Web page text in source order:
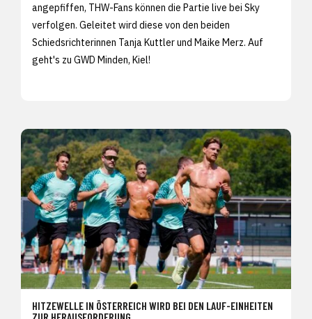
angepfiffen, THW-Fans können die Partie live bei Sky
verfolgen. Geleitet wird diese von den beiden
Schiedsrichterinnen Tanja Kuttler und Maike Merz. Auf
geht's zu GWD Minden, Kiel!
HITZEWELLE IN ÖSTERREICH WIRD BEI DEN LAUF-EINHEITEN
ZUR HERAUSFORDERUNG